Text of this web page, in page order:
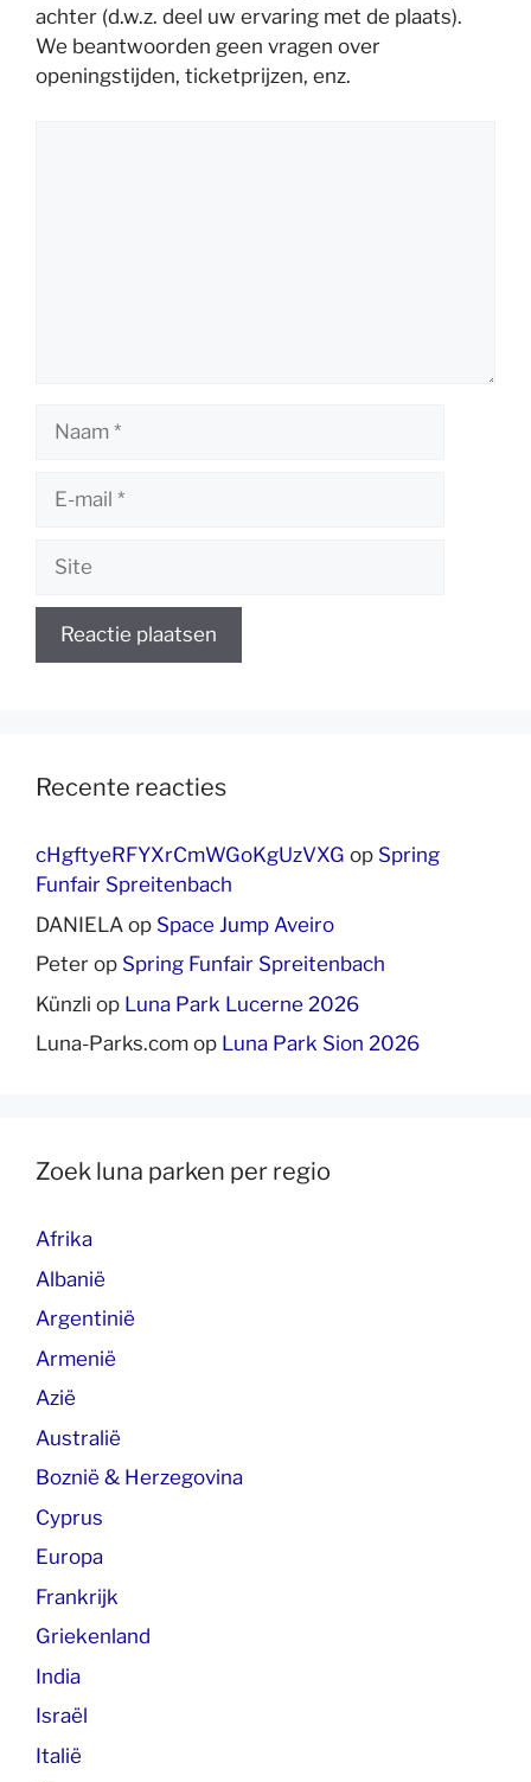
achter (d.w.z. deel uw ervaring met de plaats).
We beantwoorden geen vragen over
openingstijden, ticketprijzen, enz.
Naam
Site
Recente reacties
cHgftyeRFYXrCmWGoKgUzVXG op Spring
Funfair Spreitenbach
DANIELA op Space Jump Aveiro
Peter op Spring Funfair Spreitenbach
Künzli op Luna Park Lucerne 2026
Luna-Parks.com op Luna Park Sion 2026
Zoek luna parken per regio
Afrika
Albanië
Argentinië
Armenië
Azië
Australië
Boznië & Herzegovina
Cyprus
Europa
Frankrijk
Griekenland
India
Israël
Italië